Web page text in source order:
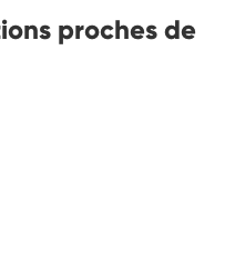
proches de